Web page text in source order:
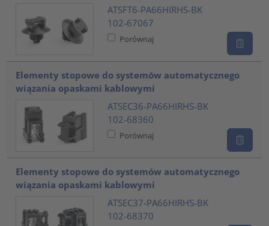
ATSFT6-PA66HIRHS-BK
102-67067
Porównaj
Elementy stopowe do systemów automatycznego
wiązania opaskami kablowymi
ATSEC36-PA66HIRHS-BK
102-68360
Porównaj
Elementy stopowe do systemów automatycznego
wiązania opaskami kablowymi
ATSEC37-PA66HIRHS-BK
102-68370